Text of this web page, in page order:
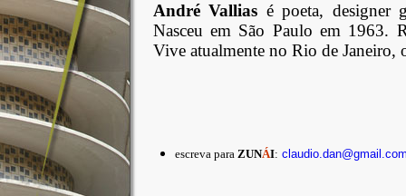
André Vallias é poeta, designer
Nasceu em São Paulo em 1963.
Vive atualmente no Rio de
escreva para ZUNÁI: